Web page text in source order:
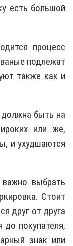
есть большой
процесс
подлежат
также как и
быть на
или же,
и ухудшаются
важно выбрать
Стоит
друг от друга
покупателя,
знак или